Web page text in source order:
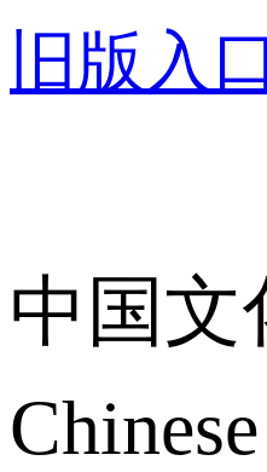
旧版入
中国